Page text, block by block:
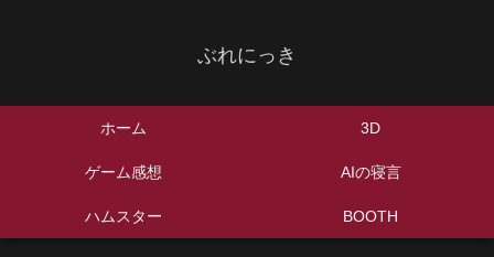
ぶれにっき
ホーム 3D
ゲーム感想 AIの寝言
ハムスター BOOTH